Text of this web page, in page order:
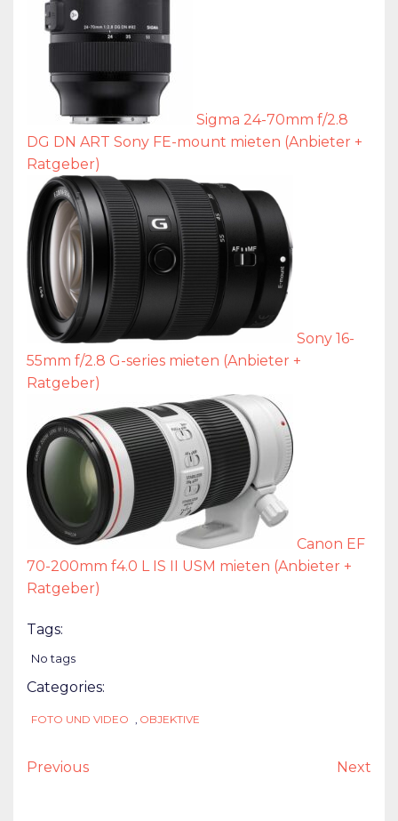
Sigma 24-70mm f/2.8
DG DN ART Sony FE-mount mieten (Anbieter +
Ratgeber)
Sony 16-
55mm f/2.8 G-series mieten (Anbieter +
Ratgeber)
Canon EF
70-200mm f4.0 L IS II USM mieten (Anbieter +
Ratgeber)
Tags:
No tags
Categories:
FOTO UND VIDEO OBJEKTIVE
Previous Next